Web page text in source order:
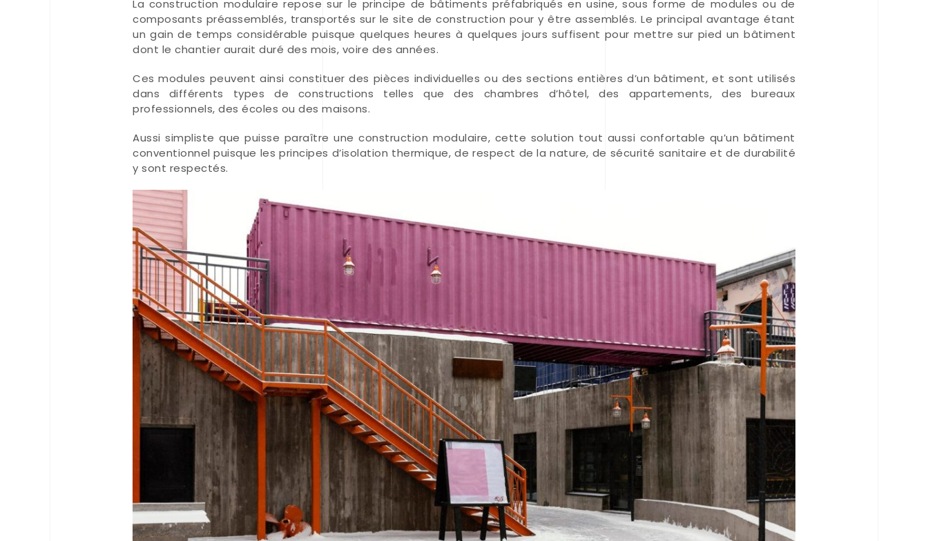
La construction modulaire repose sur le principe de bâtiments préfabriqués en usine, sous forme de modules ou de
composants préassemblés, transportés sur le site de construction pour y être assemblés. Le principal avantage étant
un gain de temps considérable puisque quelques heures à quelques jours suffisent pour mettre sur pied un bâtiment
dont le chantier aurait duré des mois, voire des années.
Ces modules peuvent ainsi constituer des pièces individuelles ou des sections entières d’un bâtiment, et sont utilisés
dans différents types de constructions telles que des chambres d’hôtel, des appartements, des bureaux
professionnels, des écoles ou des maisons.
Aussi simpliste que puisse paraître une construction modulaire, cette solution tout aussi confortable qu’un bâtiment
conventionnel puisque les principes d’isolation thermique, de respect de la nature, de sécurité sanitaire et de durabilité
y sont respectés.